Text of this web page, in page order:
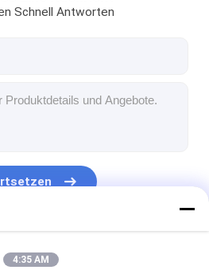
versehener lcd-Schirm
LCD
Schnell Antworten
4:35 AM